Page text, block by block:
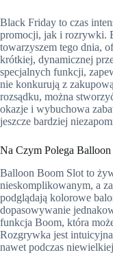
Black Friday to czas
promocji, jak i rozrywki.
towarzyszem tego dnia,
krótkiej, dynamicznej
specjalnych funkcji,
nie konkurują z
rozsądku, można
okazje i wybuchowa
jeszcze bardziej
Na Czym Polega
Balloon Boom Slot to
nieskomplikowanym, a
podglądają kolorowe
dopasowywanie
funkcja Boom, która
Rozgrywka jest
nawet podczas